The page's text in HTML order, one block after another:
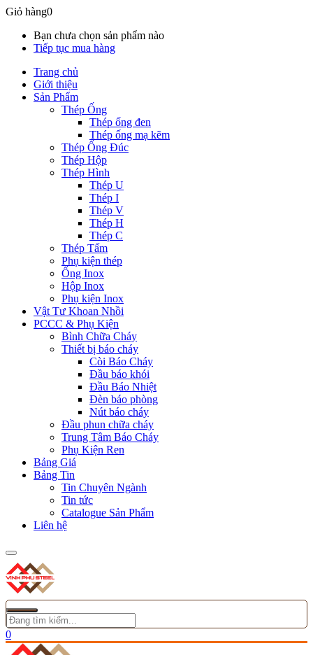
Giỏ hàng0
Bạn chưa chọn sản phẩm nào
Tiếp tục mua hàng
Trang chủ
Giới thiệu
Sản Phẩm
Thép Ống
Thép ống đen
Thép ống mạ kẽm
Thép Ống Đúc
Thép Hộp
Thép Hình
Thép U
Thép I
Thép V
Thép H
Thép C
Thép Tấm
Phụ kiện thép
Ống Inox
Hộp Inox
Phụ kiện Inox
Vật Tư Khoan Nhồi
PCCC & Phụ Kiện
Bình Chữa Cháy
Thiết bị báo cháy
Còi Báo Cháy
Đầu báo khói
Đầu Báo Nhiệt
Đèn báo phòng
Nút báo cháy
Đầu phun chữa cháy
Trung Tâm Báo Cháy
Phụ Kiện Ren
Bảng Giá
Bảng Tin
Tin Chuyên Ngành
Tin tức
Catalogue Sản Phẩm
Liên hệ
0